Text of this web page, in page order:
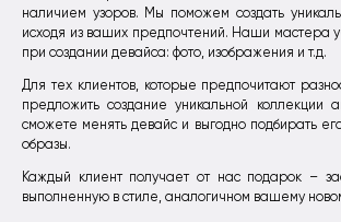
наличием узоров. Мы поможем создать
исходя из ваших предпочтений. Наши мастера
при создании девайса: фото, изображения и т.д.
Для тех клиентов, которые предпочитают
предложить создание уникальной коллекции
сможете менять девайс и выгодно подбирать
образы.
Каждый клиент получает от нас подарок –
выполненную в стиле, аналогичном вашему